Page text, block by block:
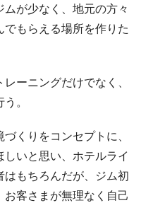
が少なく、地元の方々
もらえる場所を作りた
ーニングだけでなく、
。
くりをコンセプトに、
いと思い、ホテルライ
もちろんだが、ジム初
客さまが無理なく自己